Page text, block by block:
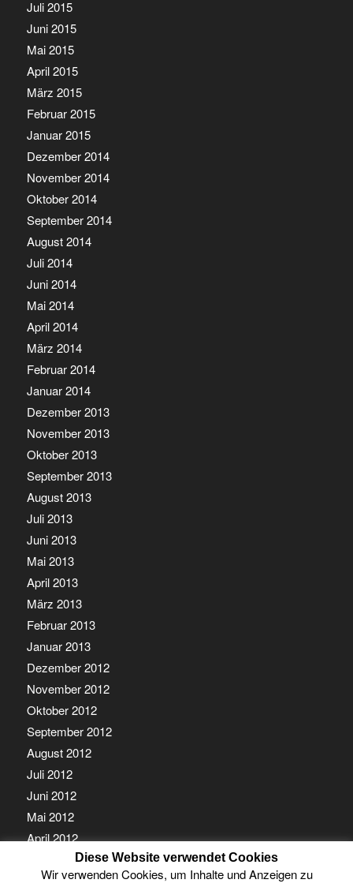
Juli 2015
Juni 2015
Mai 2015
April 2015
März 2015
Februar 2015
Januar 2015
Dezember 2014
November 2014
Oktober 2014
September 2014
August 2014
Juli 2014
Juni 2014
Mai 2014
April 2014
März 2014
Februar 2014
Januar 2014
Dezember 2013
November 2013
Oktober 2013
September 2013
August 2013
Juli 2013
Juni 2013
Mai 2013
April 2013
März 2013
Februar 2013
Januar 2013
Dezember 2012
November 2012
Oktober 2012
September 2012
August 2012
Juli 2012
Juni 2012
Mai 2012
April 2012
März 2012
Februar 2012
Diese Website verwendet Cookies
Wir verwenden Cookies, um Inhalte und Anzeigen zu